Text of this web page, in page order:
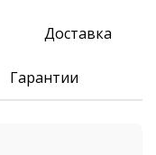
Доставка
Гарантии